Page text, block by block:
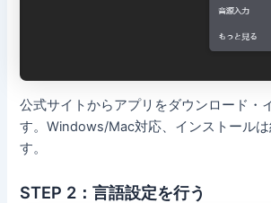
公式サイトからアプリをダウンロード・
す。Windows/Mac対応、インストール
す。
STEP 2：言語設定を行う